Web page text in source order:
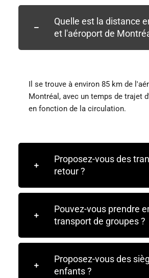
Quelle est la distance
et l'aéroport de
Il se trouve à environ 85 km de
Montréal, avec un temps de trajet
en fonction de la circulation.
Proposez-vous des
retour ?
Pouvez-vous prendre
transport de groupes ?
Proposez-vous des
enfants ?